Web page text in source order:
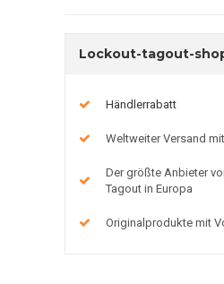
Lockout-tagout-
Händlerrabatt
Weltweiter Versand
Der größte Anbieter
Tagout in Europa
Originalprodukte mit